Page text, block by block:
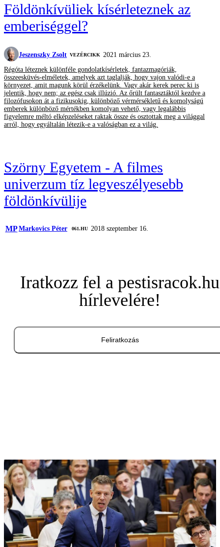
Földönkívüliek kísérleteznek az
emberiséggel?
Jeszenszky Zsolt VEZÉRCIKK
2021 március 23.
Régóta léteznek különféle gondolatkísérletek, fantazmagóriák,
összeesküvés-elméletek, amelyek azt taglalják, hogy vajon valódi-e a
környezet, amit magunk körül érzékelünk. Vagy akár kerek perec ki is
jelentik, hogy nem; az egész csak illúzió. Az őrült fantasztáktól kezdve a
filozófusokon át a fizikusokig, különböző vérmérsékletű és komolyságú
emberek különböző mértékben komolyan vehető, vagy legalábbis
figyelemre méltó elképzeléseket raktak össze és osztottak meg a világgal
arról, hogy egyáltalán létezik-e a valóságban ez a világ.
Szörny Egyetem - A filmes
univerzum tíz legveszélyesebb
földönkívülije
MPMarkovics Péter ‎ 061.HU 2018 szeptember 16.
Iratkozz fel a pestisracok.hu
hírlevelére!
Feliratkozás